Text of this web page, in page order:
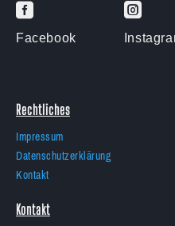

Facebook

Rechtliches
Impressum
Datenschutzerklärung
Kontakt
Kontakt